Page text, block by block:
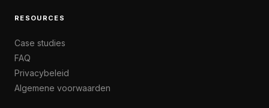
RESOURCES
Case studies
FAQ
Privacybeleid
Algemene voorwaarden